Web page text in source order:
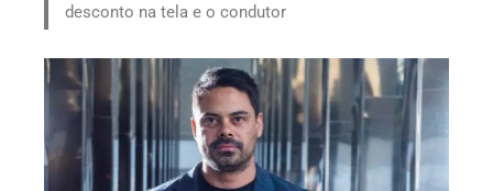
desconto na tela e o condutor